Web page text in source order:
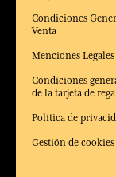
Condiciones
Venta
Menciones Legales
Condiciones
de la tarjeta de
Política de
Gestión de cookies